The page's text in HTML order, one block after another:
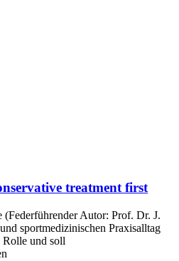
treatment first
Autor: Prof. Dr. J.
sportmedizinischen Praxisalltag
Rolle und soll